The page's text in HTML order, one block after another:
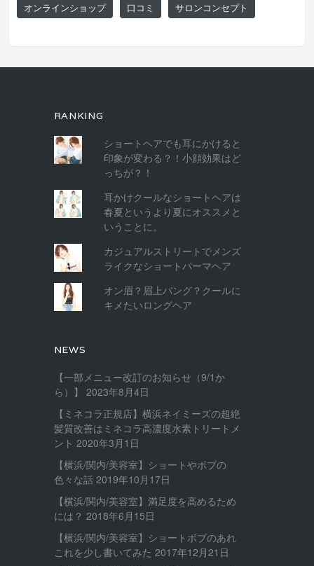
オンラインショップ 口コミ サロンコンセプト
RANKING
ショートヘアでも耳にかけると
印象が変わる？！小顔効果はど
っちが？！
耳かけクールなショートヘアは
春夏というより夏にオススメと
いうことに。
カジュアルストリートでメンズ
ライクなショートパーマヘア
オン眉？眉上バング？クールに
キメたいロングヘア
NEWS
【一部メニュー改訂のお知らせ（9/1か
ら）】
2023年8月4日
【ミネコラ正規店】横浜ネイミーズの超絶
髪質改善はミネコラ高濃度水素トリートメ
ント 2020年3月1日
【横浜/関内/美容室】ショートやボブの
色々な話 2019年10月17日
【横浜/関内/美容室】満足度を高めるため
には？ 2018年6月15日
【横浜/関内/美容室】ショートボブのあれ
これを少し書いてみた 2017年12月21日